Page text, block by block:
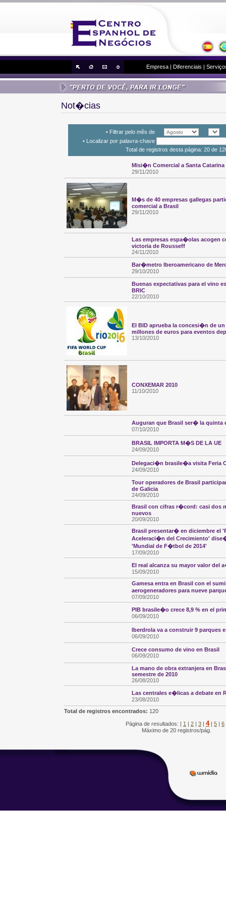
Empresa | Diferenciais |
Not�cias
• Filtrar pelo mês de
• Localizar por palavra-chave
Total de registros desta página: 20 de
Misi�n Comercial a Santa Catarina
29/11/2010
M�s de 40 empresas gallegas
comercial a Brasil
29/11/2010
Las empresas espa�olas acogen
victoria de Rousseff
24/11/2010
Bar�metro Iberoamericano de
29/10/2010
Buenas expectativas para el vino
BRIC
22/10/2010
El BID aprueba la concesi�n de
millones de euros para eventos
13/10/2010
CONXEMAR 2010
11/10/2010
Auguran que Brasil ser� la quinta
07/10/2010
BRASIL IMPORTA M�S DE LA UE
24/09/2010
Delegaci�n brasile�a visita Feria
24/09/2010
Tour operadores de Brasil
de Galicia
24/09/2010
Brasil con cifras r�cord: casi dos
nuevos
20/09/2010
Brasil presentar� en diciembre el
Aceleraci�n del Crecimiento'
'Mundial de F�tbol de 2014'
17/09/2010
El real alcanza su mayor valor del
15/09/2010
Gamesa entra en Brasil con el
aerogeneradores para nueve
07/09/2010
PIB brasile�o crece 8,9 % en el
06/09/2010
Iberdrola va a construir 9 parques
06/09/2010
Crece consumo de vino en Brasil
06/09/2010
La mano de obra extranjera en
semestre de 2010
26/08/2010
Las centrales e�licas a debate en
23/08/2010
Total de registros encontrados: 120
Página de resultados: | 1 | 2 | 3 | 4| 5 | 6
Máximo de 20 registros/pág.